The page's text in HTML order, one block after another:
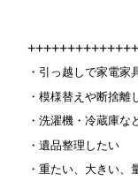
・引っ越しで家電家
・模様替えや断捨離
・洗濯機・冷蔵庫な
・遺品整理したい
・重たい、大きい